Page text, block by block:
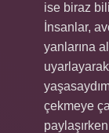
ise biraz
İnsanlar,
yanlarına
çekmeye